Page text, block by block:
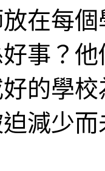
在每
事？
的學
減少